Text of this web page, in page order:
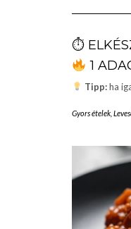
⏱
1
Tipp:ha
Gyors ételek